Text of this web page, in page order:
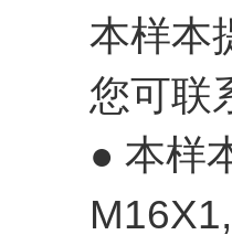
本样本
您可联
● 本样